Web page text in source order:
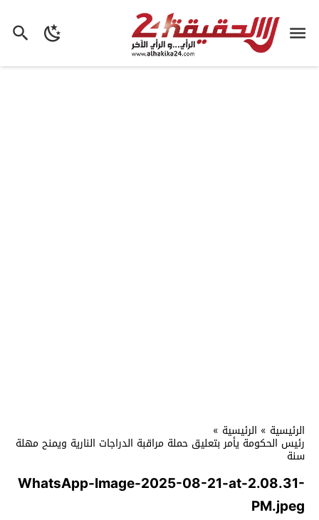
الرئيسية » الرئيسية »
رئيس الحكومة يأمر بتعليق حملة مراقبة الدراجات النارية ويمنح مهلة
سنة
WhatsApp-Image-2025-08-21-at-2.08.31-
PM.jpeg